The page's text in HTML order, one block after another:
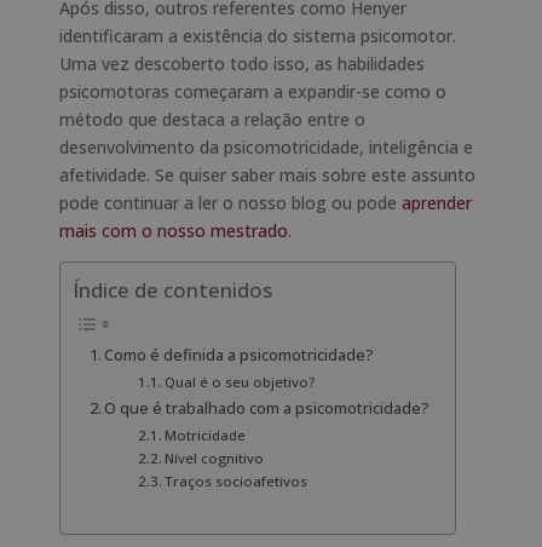
Após disso, outros referentes como Henyer
identificaram a existência do sistema psicomotor.
Uma vez descoberto todo isso, as habilidades
psicomotoras começaram a expandir-se como o
método que destaca a relação entre o
desenvolvimento da psicomotricidade, inteligência e
afetividade. Se quiser saber mais sobre este assunto
pode continuar a ler o nosso blog ou pode aprender
mais com o nosso mestrado.
Índice de contenidos
Como é definida a psicomotricidade?
Qual é o seu objetivo?
O que é trabalhado com a psicomotricidade?
Motricidade
Nível cognitivo
Traços socioafetivos